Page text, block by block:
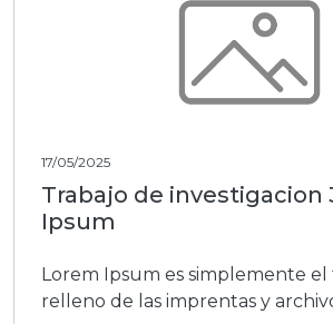
17/05/2025
Trabajo de investigacion
Ipsum
Lorem Ipsum es simplemente
relleno de las imprentas y